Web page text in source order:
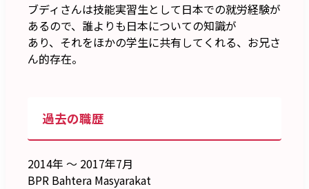
ブディさんは技能実習生として日本での就労経験が
あるので、誰よりも日本についての知識が
あり、それをほかの学生に共有してくれる、お兄さ
ん的存在。
過去の職歴
2014年 ～ 2017年7月
BPR Bahtera Masyarakat